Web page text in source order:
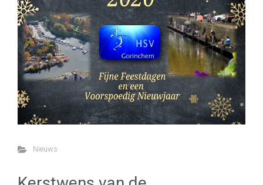
Nieuws